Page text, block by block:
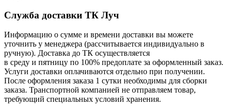
Служба доставки ТК Луч
Информацию о сумме и времени доставки вы можете
уточнить у менеджера (рассчитывается индивидуально в
ручную). Доставка до ТК осуществляется
в среду и пятницу по 100% предоплате за оформленный заказ.
Услуги доставки оплачиваются отдельно при получении.
После оформления заказа 1 сутки необходимы для сборки
заказа. Транспортной компанией не отправляем товар,
требующий специальных условий хранения.